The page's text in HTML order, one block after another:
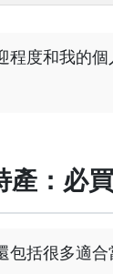
程度和我的
產：必
包括很多適